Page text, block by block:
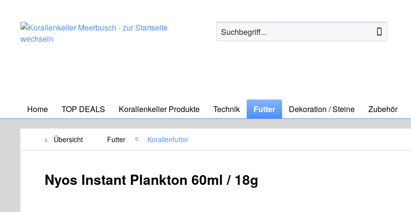
Home TOP DEALS Korallenkeller Produkte Technik Futter Dekoration / Steine Zubehör
Übersicht Futter Korallenfutter
Nyos Instant Plankton 60ml / 18g